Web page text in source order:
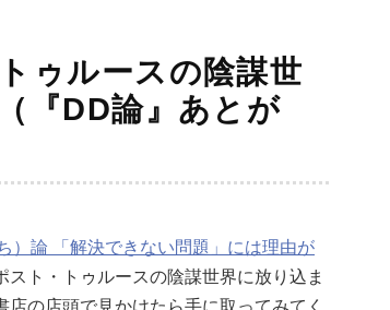
ゥルースの陰謀世
『DD論』あとが
）論 「解決できない問題」には理由が
ト・トゥルースの陰謀世界に放り込ま
の店頭で見かけたら手に取ってみてく